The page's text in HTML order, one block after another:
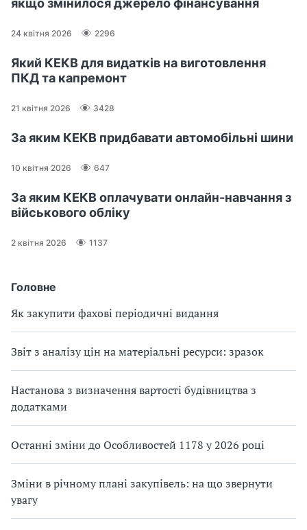
Головне
Як закупити фахові періодичні видання
Звіт з аналізу цін на матеріальні ресурси: зразок
Настанова з визначення вартості будівництва з
додатками
Останні зміни до Особливостей 1178 у 2026 році
Зміни в річному плані закупівель: на що звернути
увагу
якщо змінилося джерело фінансування
24 квітня 2026 2296
Який КЕКВ для видатків на виготовлення
ПКД та капремонт
21 квітня 2026 3428
За яким КЕКВ придбавати автомобільні шини
10 квітня 2026 647
За яким КЕКВ оплачувати онлайн-навчання з
військового обліку
2 квітня 2026 1137